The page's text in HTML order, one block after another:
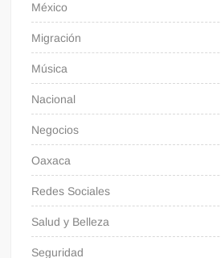
México
Migración
Música
Nacional
Negocios
Oaxaca
Redes Sociales
Salud y Belleza
Seguridad